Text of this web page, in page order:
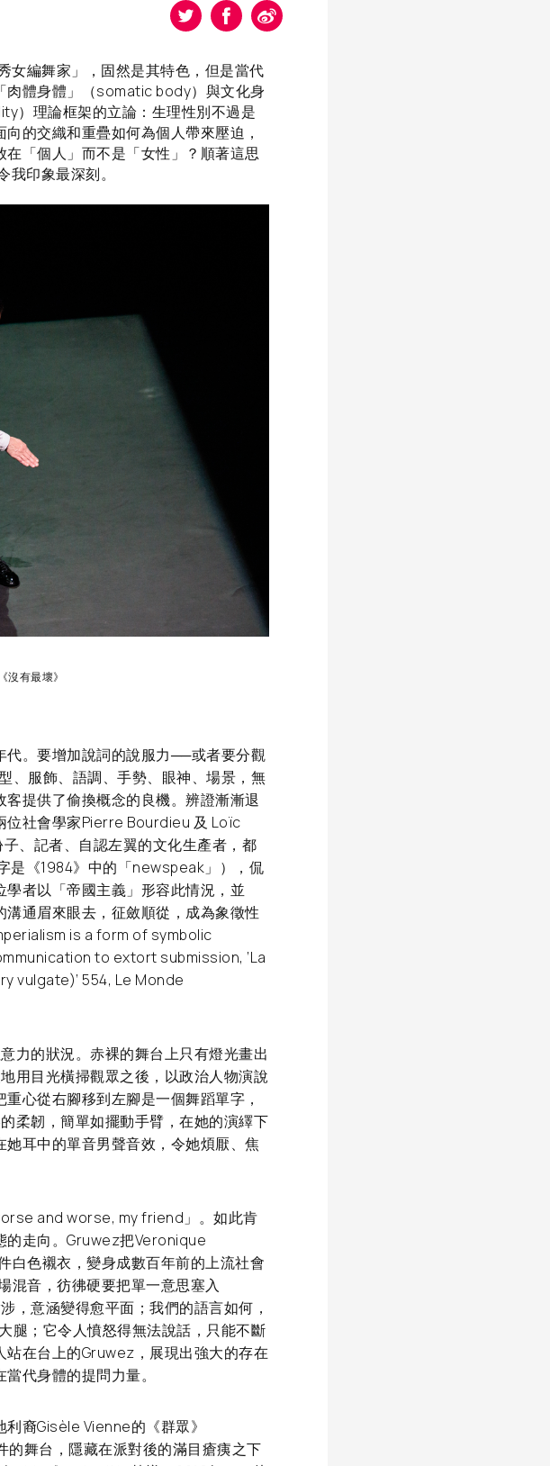
女編舞家」，固然是其特色，但是當代
肉體身體」（somatic body）與文化身
）理論框架的立論：生理性別不過是
的交織和重疊如何為個人帶來壓迫，
「個人」而不是「女性」？順著這思
印象最深刻。
有最壞》
代。要增加說詞的說服力──或者要分觀
、服飾、語調、手勢、眼神、場景，無
提供了偷換概念的良機。辨證漸漸退
位社會學家Pierre Bourdieu 及 Loïc
、記者、自認左翼的文化生產者，都
是《1984》中的「newspeak」），侃
者以「帝國主義」形容此情況，並
通眉來眼去，征斂順從，成為象徵性
is a form of symbolic
to extort submission, ‘La
vulgate)’ 554, Le Monde
力的狀況。赤裸的舞台上只有燈光畫出
用目光橫掃觀眾之後，以政治人物演說
心從右腳移到左腳是一個舞蹈單字，
柔韌，簡單如擺動手臂，在她的演繹下
耳中的單音男聲音效，令她煩厭、焦
and worse, my friend」。如此肯
的走向。Gruwez把Veronique
白色襯衣，變身成數百年前的上流社會
音，彷彿硬要把單一意思塞入
，意涵變得愈平面；我們的語言如何，
腿；它令人憤怒得無法說話，只能不斷
在台上的Gruwez，展現出強大的存在
代身體的提問力量。
裔Gisèle Vienne的《群眾》
的舞台，隱藏在派對後的滿目瘡痍之下